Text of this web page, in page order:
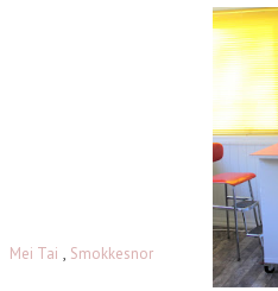
Mei Tai , Smokkesnor